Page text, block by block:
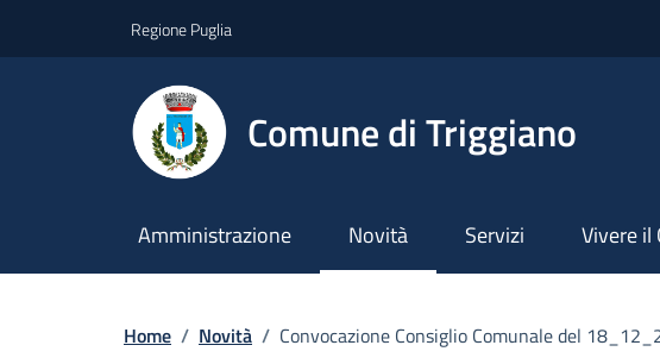
Regione Puglia
Comune di Triggiano
Amministrazione Novità Servizi Vivere il
Home / Novità / Convocazione Consiglio Comunale del